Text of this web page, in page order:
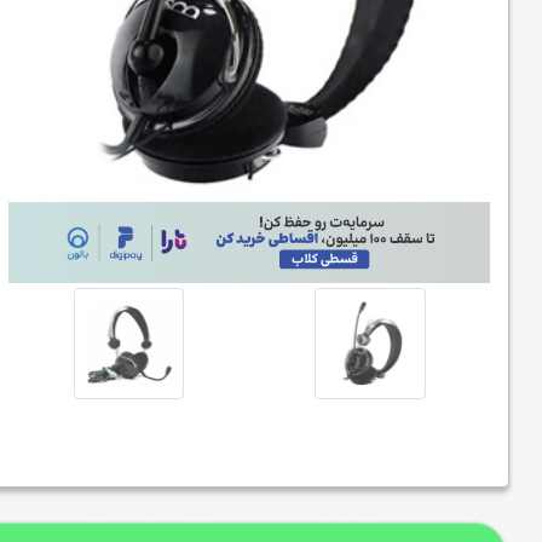
هدفون بی سیم انکر مدل Soundcore Q20i A3004
تومان